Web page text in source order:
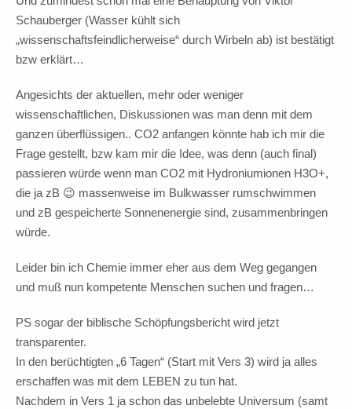
Schauberger (Wasser kühlt sich
„wissenschaftsfeindlicherweise“ durch Wirbeln ab) ist bestätigt
bzw erklärt…
Angesichts der aktuellen, mehr oder weniger
wissenschaftlichen, Diskussionen was man denn mit dem
ganzen überflüssigen.. CO2 anfangen könnte hab ich mir die
Frage gestellt, bzw kam mir die Idee, was denn (auch final)
passieren würde wenn man CO2 mit Hydroniumionen H3O+,
die ja zB 😉 massenweise im Bulkwasser rumschwimmen
und zB gespeicherte Sonnenenergie sind, zusammenbringen
würde.
Leider bin ich Chemie immer eher aus dem Weg gegangen
und muß nun kompetente Menschen suchen und fragen…
PS sogar der biblische Schöpfungsbericht wird jetzt
transparenter.
In den berüchtigten „6 Tagen“ (Start mit Vers 3) wird ja alles
erschaffen was mit dem LEBEN zu tun hat.
Nachdem in Vers 1 ja schon das unbelebte Universum (samt